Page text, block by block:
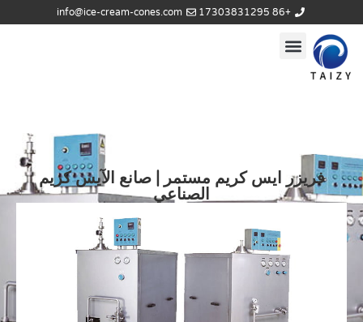
+86 17303831295
info@ice-cream-cones.com
فريزر ايس كريم مستمر | صانع الآيس كريم
الصناعي